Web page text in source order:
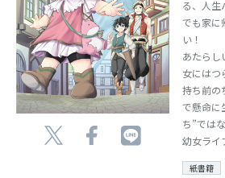
る、人生
でも家に
い！
あたらし
女にはつ
持ち前の
で懸命に
ち”では
幼女ライ
紙書籍